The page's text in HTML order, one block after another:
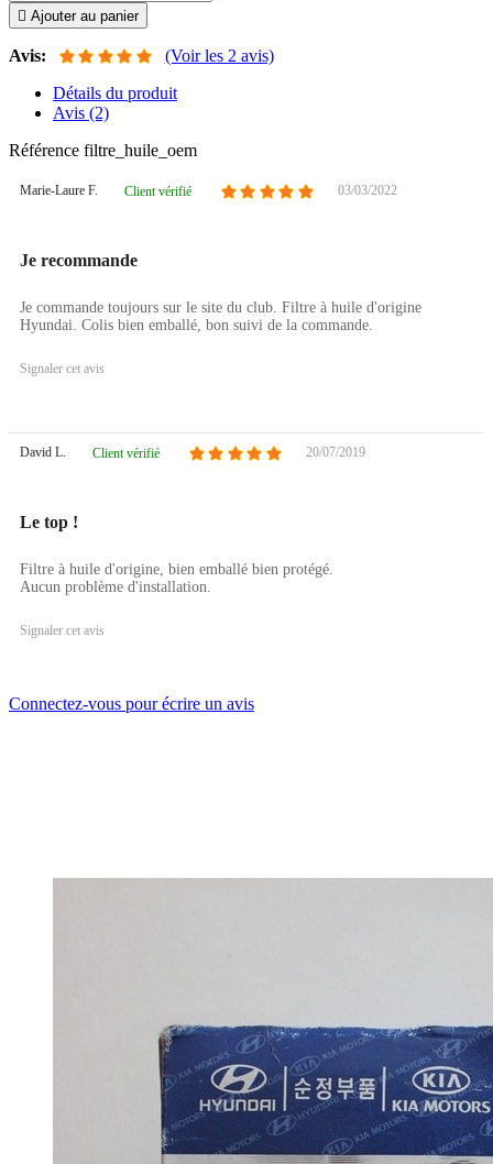
 Ajouter au panier
Avis:
(Voir les 2 avis)
Détails du produit
Avis (2)
Référence filtre_huile_oem
Marie-Laure F. Client vérifié 03/03/2022
Je recommande
Je commande toujours sur le site du club. Filtre à huile d'origine
Hyundai. Colis bien emballé, bon suivi de la commande.
Signaler cet avis
David L. Client vérifié 20/07/2019
Le top !
Filtre à huile d'origine, bien emballé bien protégé.
Aucun problème d'installation.
Signaler cet avis
Connectez-vous pour écrire un avis